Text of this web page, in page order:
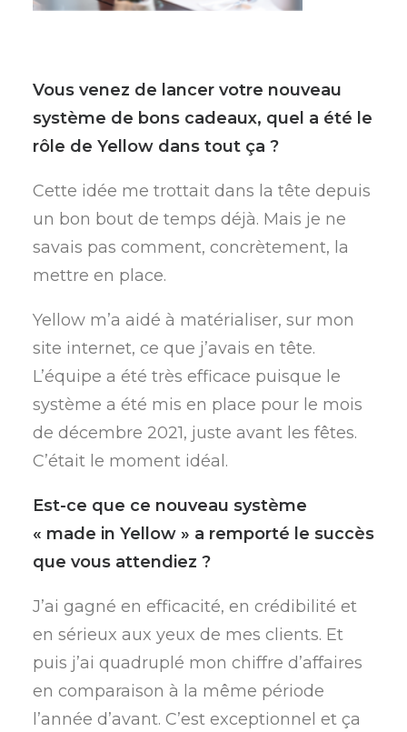
Vous venez de lancer votre nouveau
système de bons cadeaux, quel a été le
rôle de Yellow dans tout ça ?
Cette idée me trottait dans la tête depuis
un bon bout de temps déjà. Mais je ne
savais pas comment, concrètement, la
mettre en place.
Yellow m’a aidé à matérialiser, sur mon
site internet, ce que j’avais en tête.
L’équipe a été très efficace puisque le
système a été mis en place pour le mois
de décembre 2021, juste avant les fêtes.
C’était le moment idéal.
Est-ce que ce nouveau système
« made in Yellow » a remporté le succès
que vous attendiez ?
J’ai gagné en efficacité, en crédibilité et
en sérieux aux yeux de mes clients. Et
puis j’ai quadruplé mon chiffre d’affaires
en comparaison à la même période
l’année d’avant. C’est exceptionnel et ça